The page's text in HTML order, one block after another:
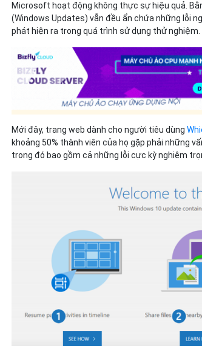
Microsoft hoạt động không thực sự hiệu quả.
(Windows Updates) vẫn đều ẩn chứa những lỗi
phát hiện ra trong quá trình sử dụng thử nghiệm.
Mới đây, trang web dành cho người tiêu dùng
khoảng 50% thành viên của họ gặp phải những
trong đó bao gồm cả những lỗi cực kỳ nghiêm